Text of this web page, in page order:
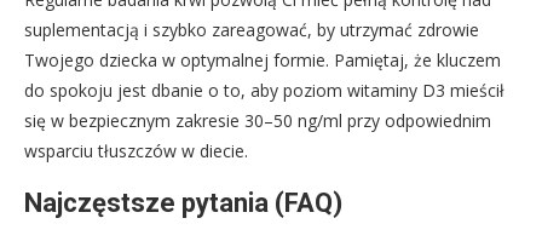
suplementacją i szybko zareagować, by utrzymać zdrowie
Twojego dziecka w optymalnej formie. Pamiętaj, że kluczem
do spokoju jest dbanie o to, aby poziom witaminy D3 mieścił
się w bezpiecznym zakresie 30–50 ng/ml przy odpowiednim
wsparciu tłuszczów w diecie.
Najczęstsze pytania (FAQ)